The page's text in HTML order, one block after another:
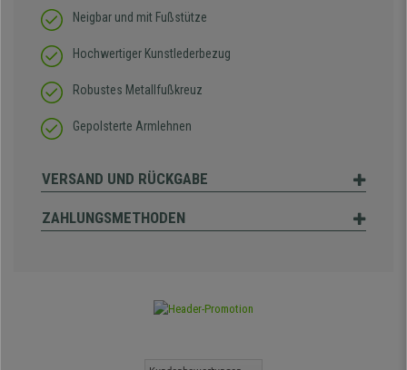
Neigbar und mit Fußstütze
Hochwertiger Kunstlederbezug
Robustes Metallfußkreuz
Gepolsterte Armlehnen
VERSAND UND RÜCKGABE
ZAHLUNGSMETHODEN